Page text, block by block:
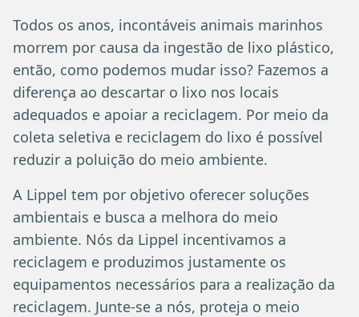
Todos os anos, incontáveis animais marinhos
morrem por causa da ingestão de lixo plástico,
então, como podemos mudar isso? Fazemos a
diferença ao descartar o lixo nos locais
adequados e apoiar a reciclagem. Por meio da
coleta seletiva e reciclagem do lixo é possível
reduzir a poluição do meio ambiente.
A Lippel tem por objetivo oferecer soluções
ambientais e busca a melhora do meio
ambiente. Nós da Lippel incentivamos a
reciclagem e produzimos justamente os
equipamentos necessários para a realização da
reciclagem. Junte-se a nós, proteja o meio